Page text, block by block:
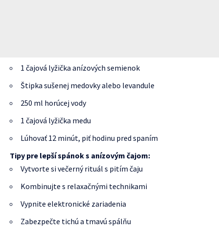
1 čajová lyžička anízových semienok
Štipka sušenej medovky alebo levandule
250 ml horúcej vody
1 čajová lyžička medu
Lúhovať 12 minút, piť hodinu pred spaním
Tipy pre lepší spánok s anízovým čajom:
Vytvorte si večerný rituál s pitím čaju
Kombinujte s relaxačnými technikami
Vypnite elektronické zariadenia
Zabezpečte tichú a tmavú spálňu